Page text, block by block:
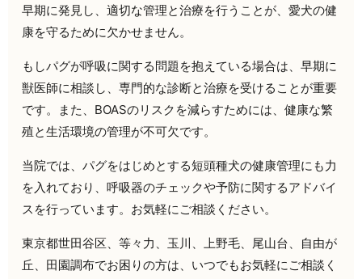
早期に発見し、適切な管理と治療を行うことが、愛犬の健
康を守るために欠かせません。
もしパグが呼吸に関する問題を抱えている場合は、早期に
獣医師に相談し、専門的な診断と治療を受けることが重要
です。また、BOASのリスクを減らすためには、健康な繁
殖と生活環境の管理が不可欠です。
当院では、パグをはじめとする短頭種犬の健康管理にも力
を入れており、呼吸器のチェックや予防に関するアドバイ
スを行っています。お気軽にご相談ください。
東京都世田谷区、等々力、玉川、上野毛、尾山台、自由が
丘、田園調布でお困りの方は、いつでもお気軽にご相談く